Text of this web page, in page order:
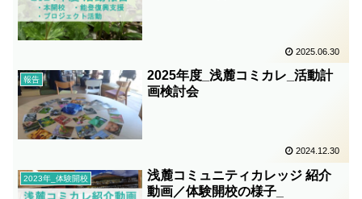
2025.06.30
報告
2025年度_浅麓コミカレ_活動計
画検討会
2024.12.30
2023年_体験開校
浅麓コミュニティカレッジ 紹介
動画／体験開校の様子_